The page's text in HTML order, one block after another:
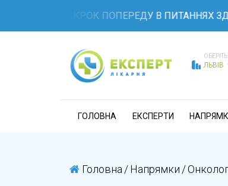
БУДЬТЕ НА КРОК ПОПЕРЕДУ В ПИТАННЯХ
ОБЕРІТЬ
ЛЬВІВ
ГОЛОВНА ЕКСПЕРТИ
Головна /Напрямки /